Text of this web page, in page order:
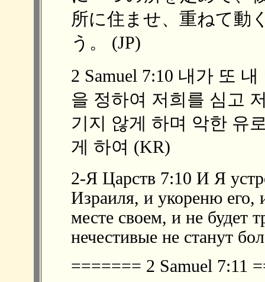
所に住ませ、重ねて動
う。 (JP)
2 Samuel 7:10 내가 또
을 정하여 저희를 심고
기지 않게 하며 악한 유
게 하여 (KR)
2-Я Царств 7:10 И Я
Израиля, и укореню его,
месте своем, и не будет
нечестивые не станут
======= 2 Samuel 7:11